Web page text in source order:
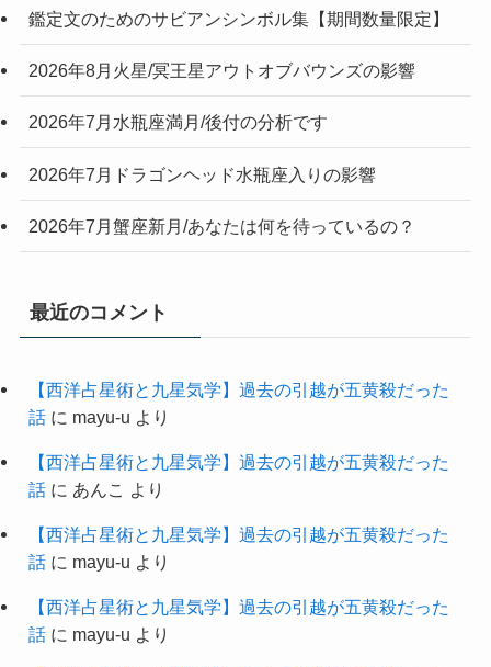
鑑定文のためのサビアンシンボル集【期間数量限定】
2026年8月火星/冥王星アウトオブバウンズの影響
2026年7月水瓶座満月/後付の分析です
2026年7月ドラゴンヘッド水瓶座入りの影響
2026年7月蟹座新月/あなたは何を待っているの？
最近のコメント
【西洋占星術と九星気学】過去の引越が五黄殺だった
話に mayu-u より
【西洋占星術と九星気学】過去の引越が五黄殺だった
話に あんこ より
【西洋占星術と九星気学】過去の引越が五黄殺だった
話に mayu-u より
【西洋占星術と九星気学】過去の引越が五黄殺だった
話に mayu-u より